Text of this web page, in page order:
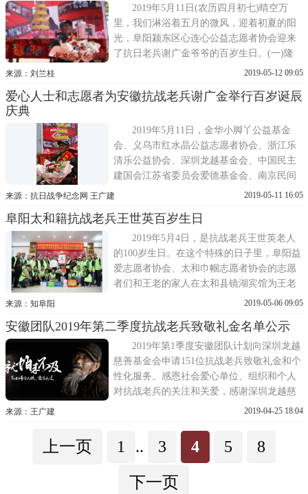
入解放军24军;1951年参加抗美援朝;1955年转
业务农。老兵从军十余载，南
2019年5月11日(农历四月初七)晴空万
里，我们淋浴着五月的微风，迎着初夏的阳
光，阜阳颍东区心连心公益志愿者协会迎来
了抗日老兵谢广金爷爷的百岁生日。(一)隆
重的生日庆典为了使经历过战火洗礼的抗战
人生的最后时光，在深圳龙越慈善基金会和
和志愿者的共同努力
来源：刘兰桂 2019-05-12 09:05
爱心人士和志愿者为安徽抗战老兵谢广金举行百岁诞辰
庆典
2019年5月11日，金华小脚丫公益基金
会、义乌市红水晶公益志愿者协会、浙江乐
清乐公益协会、深圳龙越基金会、中国民主
建国会江苏省委员会爱德基金会、南京民间
抗日博物馆和来自社会各界的爱心人士带着
老兵谢广金百岁华诞举行庆典活动。
来源：抗日战争纪念网 王广建 2019-05-11 16:05
阜阳太和籍抗战老兵王世英百岁生日
2019年5月4日，是抗战老兵王世英老人
的100岁生日。在这个特殊的日子里，阜阳益
爱志愿者协会、太和巾帼志愿者协会的志愿
者们和王老的家人在太和县镜湖宾馆为王老
庆祝百岁生日。志愿者们为王老送去礼金
到抗战后随部队起义自1931年九一八事变到
1945年抗战胜利，十四年中，中国有数百万
军人参加了这场
来源：知阜阳 2019-05-06 09:05
安徽团队2019年第二季度抗战老兵致敬礼金名单公示
2019年第1季度安徽团队计划向深圳龙越
慈善基金会申请151位抗战老兵致敬礼金和个
性化服务。感恩社会爱心单位、组织和个人
对抗战老兵的关注和关爱，感谢深圳龙越慈
善基金会对抗战老兵的付出和支持!在此，让
来源：王广建 2019-04-25 18:04
上一页 1 .. 3 4 5
8
下一页